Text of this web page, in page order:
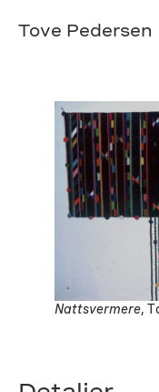
Tove Pedersen
Nattsvermere,